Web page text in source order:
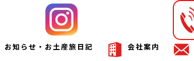
お知らせ・お土産旅日記 会社案内